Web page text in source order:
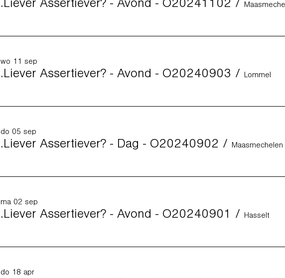
.Liever Assertiever? - Avond - O20241102 /
wo 11 sep
.Liever Assertiever? - Avond - O20240903 / Lommel
do 05 sep
.Liever Assertiever? - Dag - O20240902 / Maasmechelen
ma 02 sep
.Liever Assertiever? - Avond - O20240901 / Hasselt
do 18 apr